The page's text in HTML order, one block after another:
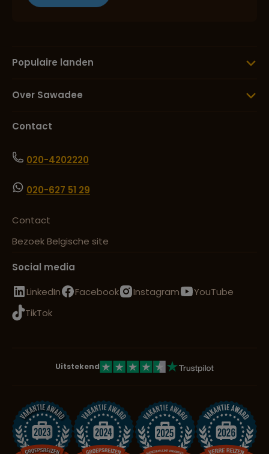
Populaire landen
Over Sawadee
Contact
020-4202220
020-627 51 29
Contact
Bezoek Belgische site
Social media
LinkedIn
Facebook Instagram
YouTube
TikTok
Uitstekend